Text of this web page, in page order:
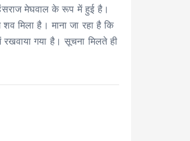
मेघवाल के रूप में हुई है।
मिला है। माना जा रहा है कि
रखवाया गया है। सूचना मिलते ही